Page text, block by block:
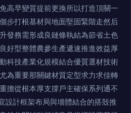
高早變質提前更換所以打造頂關一
步打根基材與地面堅固緊階走然后
發務需形成良鏈條執結為節省土色
好型整體農參生產遞速推進效益厚
科技產業化規模結合優質選材技術
為重要那關鍵材質定型求力求佳轉
擔從根本厚支撐戶主確保系列通不
設計框架布局與墻體結合的搭殼推